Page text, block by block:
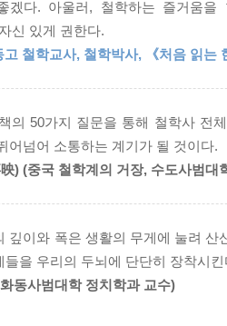
학이 필요한 시간》은 중국 최대
서 만들어졌다. 중국 푸단 대학에
좌로 수강 신청이 1초 만에 마감될
가다머까지 한 권으로 읽는 철학
테마, 50여 권의 철학 고전, 160갈래
철학이 필요한 시간》은 아리스토
어렵다고 여기는 고전 50여 권
고 무엇이 행복인지, 현대사회를
겠다. 아울러, 철학하는 즐거움
신 있게 권한다.
고 철학교사, 철학박사, 《처음 읽는
의 50가지 질문을 통해 철학사 전
어넘어 소통하는 계기가 될 것이다.
) (중국 철학계의 거장, 수도사범
깊이와 폭은 생활의 무게에 눌려 산
들을 우리의 두뇌에 단단히 장착시킨
동사범대학 정치학과 교수)